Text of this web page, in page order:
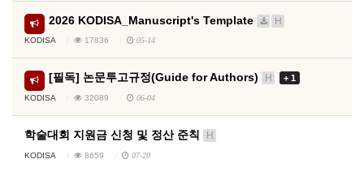
2026 KODISA_Manuscript's Template H
KODISA 17836 05-14
[필독] 논문투고규정(Guide for Authors) H + 1
KODISA 32089 06-04
학술대회 지원금 신청 및 정산 준칙 H
KODISA 8659 07-20